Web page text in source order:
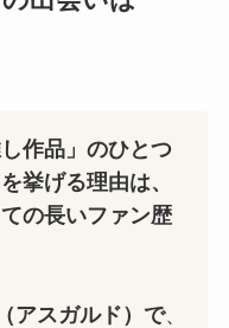
作品」のひとつ
挙げる理由は、
の長いファン歴
アスガルド）で、